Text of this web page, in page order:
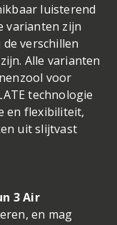
luisterend
varianten zijn
verschillen
Alle varianten
voor
technologie
en flexibiliteit,
uit slijtvast
3 Air
en mag